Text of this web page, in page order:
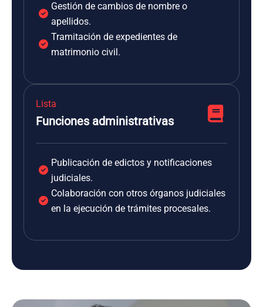
Gestión de cambios de nombre o
apellidos.
Tramitación de expedientes de
matrimonio civil.
Lista
Funciones administrativas
Publicación de edictos y notificaciones
judiciales.
Colaboración con otros órganos judiciales
en la ejecución de trámites procesales.